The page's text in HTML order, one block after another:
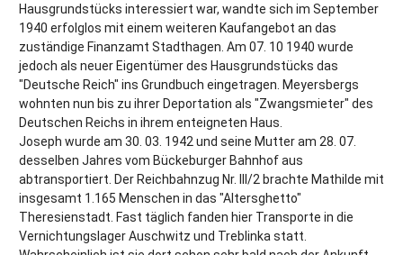
Hausgrundstücks interessiert war, wandte sich im September
1940 erfolglos mit einem weiteren Kaufangebot an das
zuständige Finanzamt Stadthagen. Am 07. 10 1940 wurde
jedoch als neuer Eigentümer des Hausgrundstücks das
"Deutsche Reich" ins Grundbuch eingetragen. Meyersbergs
wohnten nun bis zu ihrer Deportation als "Zwangsmieter" des
Deutschen Reichs in ihrem enteigneten Haus.
Joseph wurde am 30. 03. 1942 und seine Mutter am 28. 07.
desselben Jahres vom Bückeburger Bahnhof aus
abtransportiert. Der Reichbahnzug Nr. III/2 brachte Mathilde mit
insgesamt 1.165 Menschen in das "Altersghetto"
Theresienstadt. Fast täglich fanden hier Transporte in die
Vernichtungslager Auschwitz und Treblinka statt.